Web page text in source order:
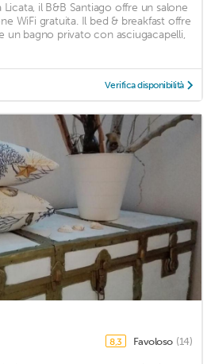
il B&B Santiago offre un salone
WiFi gratuita. Il bed & breakfast offre
un bagno privato con asciugacapelli,
Verifica disponibilità
8,3 Favoloso (14)